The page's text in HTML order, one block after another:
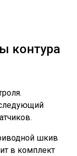
контура
шкив
в комплект